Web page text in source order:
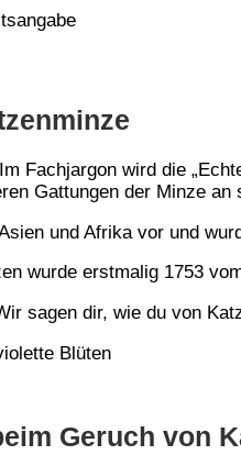
Fachjargon wird die
Gattungen der Minze
und Afrika vor und
wurde erstmalig 1753
sagen dir, wie du von
Geruch von